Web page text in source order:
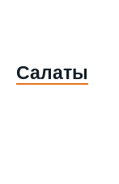
Салаты